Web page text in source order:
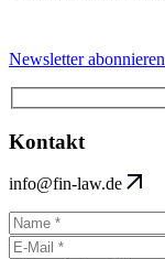
Newsletter abonnieren
Kontakt
info@fin-law.de